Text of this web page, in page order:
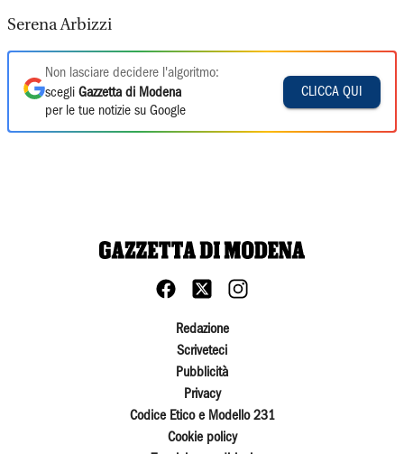
Serena Arbizzi
Non lasciare decidere l'algoritmo:
scegli Gazzetta di Modena
per le tue notizie su Google
CLICCA QUI
Redazione
Scriveteci
Pubblicità
Privacy
Codice Etico e Modello 231
Cookie policy